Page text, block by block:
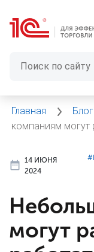
Главная Блог
компаниям могут
14 ИЮНЯ
2024
могут